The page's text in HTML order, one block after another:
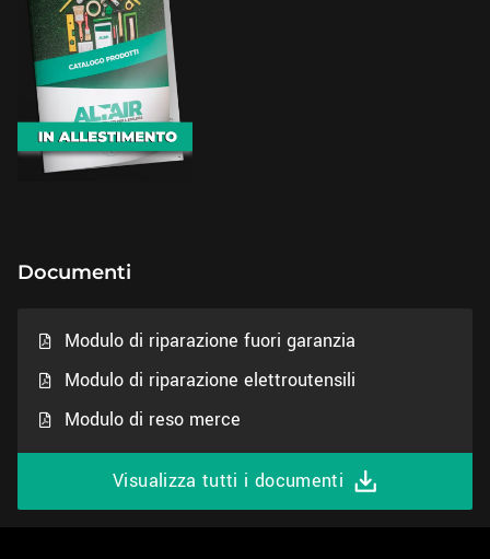
Documenti
Modulo di riparazione fuori garanzia
Modulo di riparazione elettroutensili
Modulo di reso merce
Visualizza tutti i documenti